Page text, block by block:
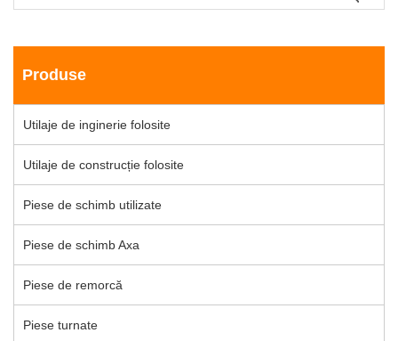
Produse
Utilaje de inginerie folosite
Utilaje de construcție folosite
Piese de schimb utilizate
Piese de schimb Axa
Piese de remorcă
Piese turnate